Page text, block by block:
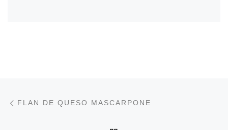
Navegación de entradas
FLAN DE QUESO MASCARPONE